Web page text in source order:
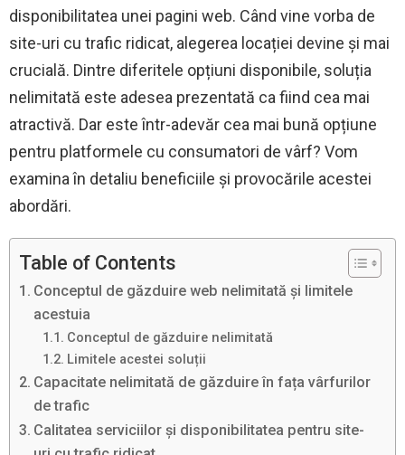
disponibilitatea unei pagini web. Când vine vorba de
site-uri cu trafic ridicat, alegerea locației devine și mai
crucială. Dintre diferitele opțiuni disponibile, soluția
nelimitată este adesea prezentată ca fiind cea mai
atractivă. Dar este într-adevăr cea mai bună opțiune
pentru platformele cu consumatori de vârf? Vom
examina în detaliu beneficiile și provocările acestei
abordări.
Table of Contents
Conceptul de găzduire web nelimitată și limitele
acestuia
Conceptul de găzduire nelimitată
Limitele acestei soluții
Capacitate nelimitată de găzduire în fața vârfurilor
de trafic
Calitatea serviciilor și disponibilitatea pentru site-